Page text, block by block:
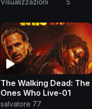
Visualizzazioni
5
The Walking Dead: The
Ones Who Live-01
salvatore 77